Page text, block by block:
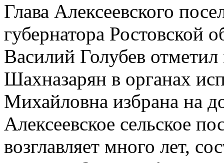
Глава Алексеевского
губернатора Ростовской
Василий Голубев
Шахназарян в органах
Михайловна избрана на
Алексеевское сельское
возглавляет много лет,